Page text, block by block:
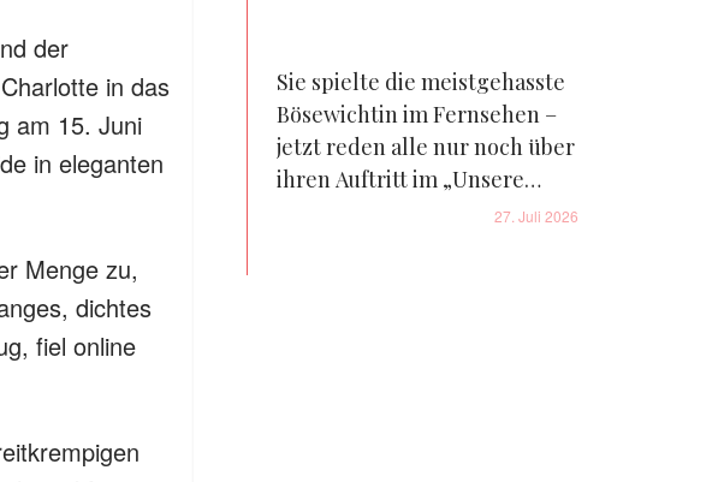
der
in das
am 15. Juni
in eleganten
Menge zu,
dichtes
fiel online
Sie spielte die meistgehasste
Bösewichtin im Fernsehen –
jetzt reden alle nur noch über
ihren Auftritt im „Unsere
kleine Farm“-Reboot – Fotos
27. Juli 2026